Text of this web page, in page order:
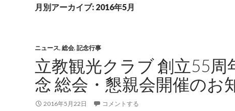
月別アーカイブ: 2016年5月
ニュース, 総会, 記念行事
立教観光クラブ 創立55周
念 総会・懇親会開催のお
2016年5月22日 コメントする